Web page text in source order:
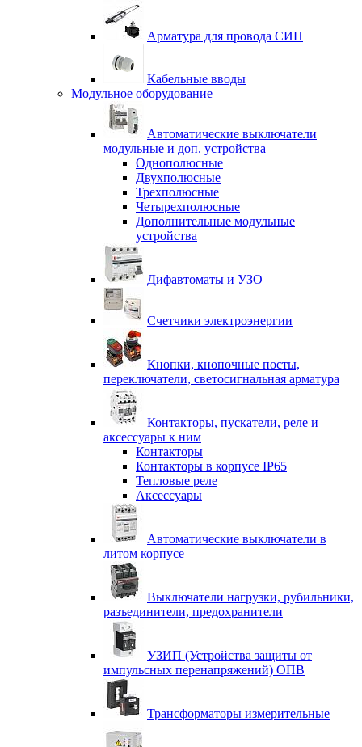
Арматура для провода СИП
Кабельные вводы
Модульное оборудование
Автоматические выключатели
модульные и доп. устройства
Однополюсные
Двухполюсные
Трехполюсные
Четырехполюсные
Дополнительные модульные
устройства
Дифавтоматы и УЗО
Счетчики электроэнергии
Кнопки, кнопочные посты,
переключатели, светосигнальная арматура
Контакторы, пускатели, реле и
аксессуары к ним
Контакторы
Контакторы в корпусе IP65
Тепловые реле
Аксессуары
Автоматические выключатели в
литом корпусе
Выключатели нагрузки, рубильники,
разъединители, предохранители
УЗИП (Устройства защиты от
импульсных перенапряжений) ОПВ
Трансформаторы измерительные